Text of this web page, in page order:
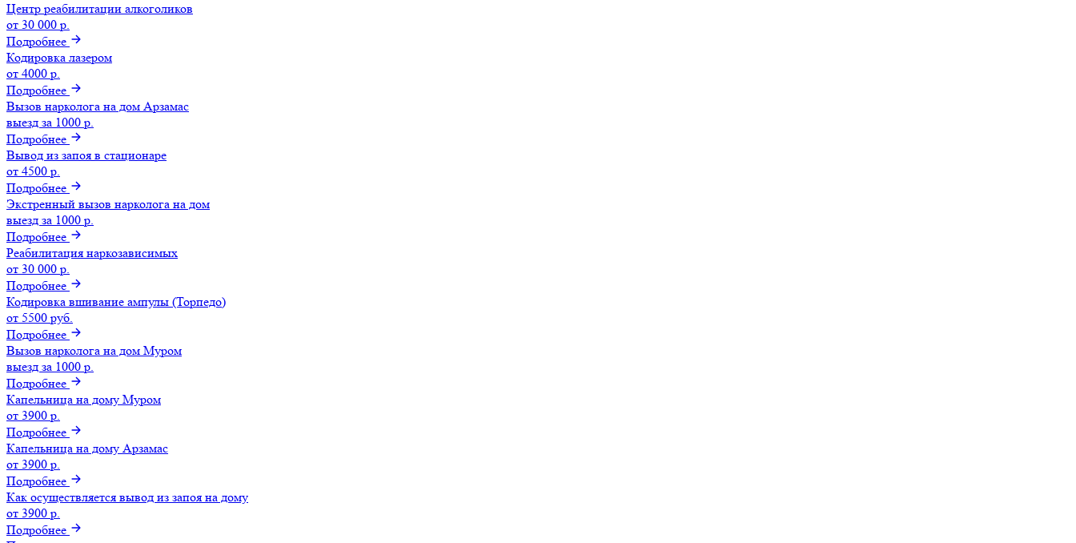
Центр реабилитации алкоголиков
от 30 000 р.
Подробнее
Кодировка лазером
от 4000 р.
Подробнее
Вызов нарколога на дом Арзамас
выезд за 1000 р.
Подробнее
Вывод из запоя в стационаре
от 4500 р.
Подробнее
Экстренный вызов нарколога на дом
выезд за 1000 р.
Подробнее
Реабилитация наркозависимых
от 30 000 р.
Подробнее
Кодировка вшивание ампулы (Торпедо)
от 5500 руб.
Подробнее
Вызов нарколога на дом Муром
выезд за 1000 р.
Подробнее
Капельница на дому Муром
от 3900 р.
Подробнее
Капельница на дому Арзамас
от 3900 р.
Подробнее
Как осуществляется вывод из запоя на дому
от 3900 р.
Подробнее